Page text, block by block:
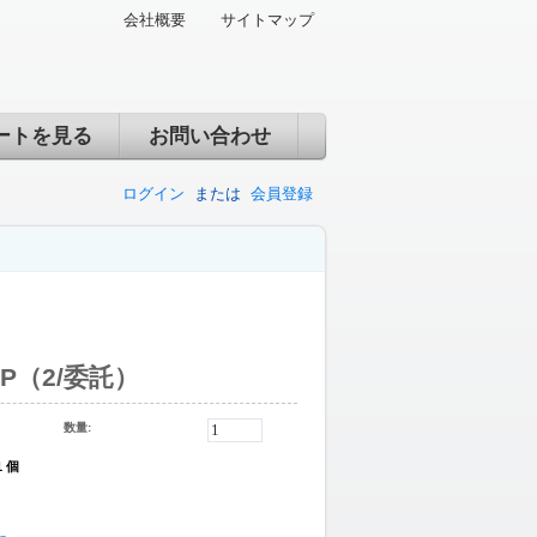
会社概要 サイトマップ
トを見る お問い合わせ
ログイン または 会員登録
（2/委託）
個
数量: